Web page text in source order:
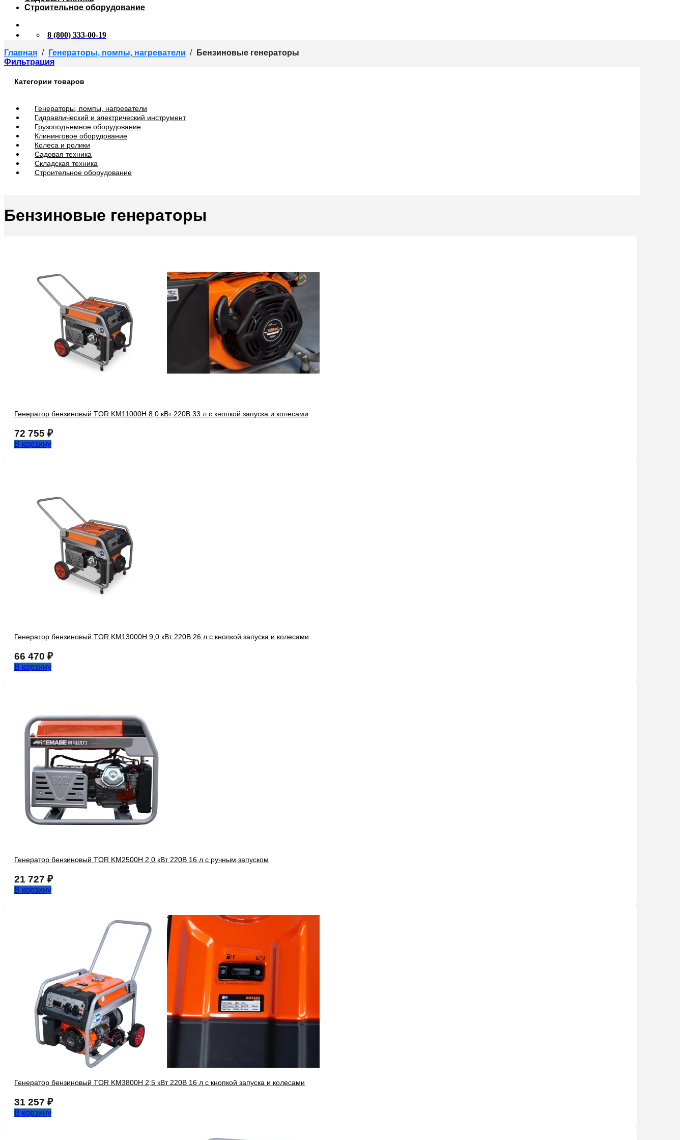
Строительное оборудование
8 (800) 333-00-19
Главная / Генераторы, помпы, нагреватели /
Бензиновые генераторы
Фильтрация
Категории товаров
Генераторы, помпы, нагреватели
Гидравлический и электрический инструмент
Грузоподъемное оборудование
Клининговое оборудование
Колеса и ролики
Садовая техника
Складская техника
Строительное оборудование
Бензиновые генераторы
Генератор бензиновый TOR KM11000H 8,0 кВт 220В 33 л с кнопкой запуска и колесами
72 755 ₽
В корзину
Генератор бензиновый TOR KM13000H 9,0 кВт 220В 26 л с кнопкой запуска и колесами
66 470 ₽
В корзину
Генератор бензиновый TOR KM2500H 2,0 кВт 220В 16 л с ручным запуском
21 727 ₽
В корзину
Генератор бензиновый TOR KM3800H 2,5 кВт 220В 16 л с кнопкой запуска и колесами
31 257 ₽
В корзину